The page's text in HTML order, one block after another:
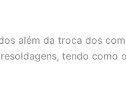
além da troca dos
tendo como